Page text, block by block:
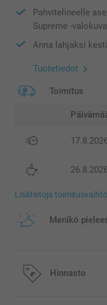
Pahvitelineelle
Supreme -
Anna lahjaksi
Tuotetiedot
Toimitus
Lisätietoja
Menikö
Hinnasto